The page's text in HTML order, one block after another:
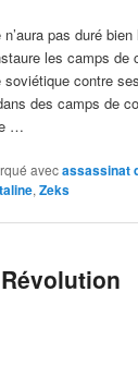
pas duré
les camps de
soviétique contre
des camps de
…
avecassassinat
,Zeks